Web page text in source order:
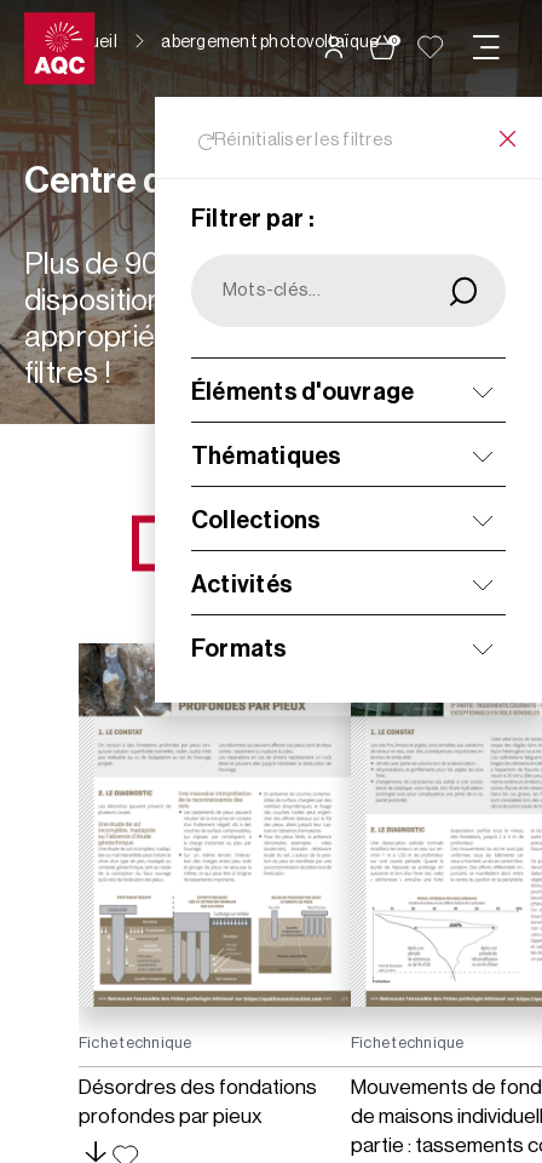
Panneau de gestion des cookies
0
Accueil abergement photovoltaïque
Réinitialiser les filtres
Filtrer par :
Éléments d'ouvrage
Thématiques
Collections
Activités
Formats
Centre de ressources
Plus de 900 ressources à votre
disposition : choisissez les plus
appropriées à vos besoins grâce aux
filtres !
NOS NOUVEAUTÉS
Fiche technique
Désordres des fondations
profondes par pieux
Fiche technique
Mouvements de
de maisons
partie : tassements